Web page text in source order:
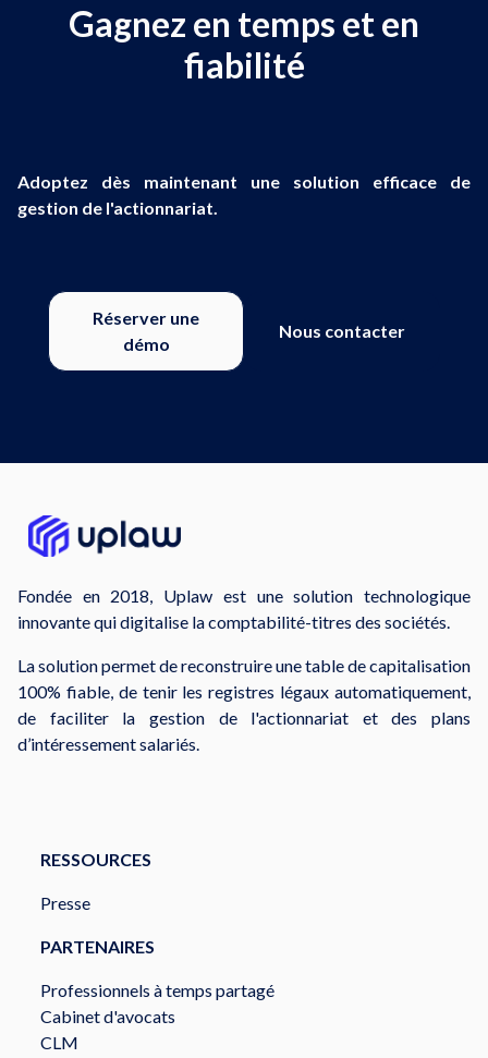
Gagnez en temps et en
fiabilité
Adoptez dès maintenant une solution efficace de
gestion de l'actionnariat.
Réserver une
démo
Nous contacter
Fondée en 2018, Uplaw est une solution technologique
innovante qui digitalise la comptabilité-titres des sociétés.
La solution permet de reconstruire une table de capitalisation
100% fiable, de tenir les registres légaux automatiquement,
de faciliter la gestion de l'actionnariat et des plans
d’intéressement salariés.
RESSOURCES
Presse
PARTENAIRES
Professionnels à temps partagé
Cabinet d'avocats
CLM